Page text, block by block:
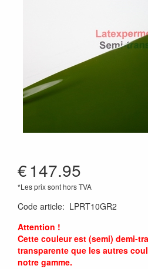
€147.95
*Les prix sont hors TVA
Code article: LPRT10GR2
Attention !
Cette couleur est (semi) demi-
transparente que les autres
notre gamme.